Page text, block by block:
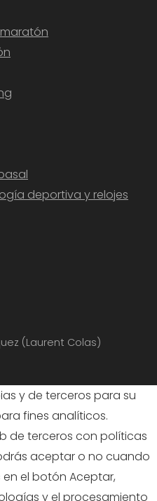
deportiva y relojes
(Laurent Colas)
y de terceros para su
fines analíticos.
de terceros con políticas
aceptar o no cuando
el botón Aceptar,
y el procesamiento